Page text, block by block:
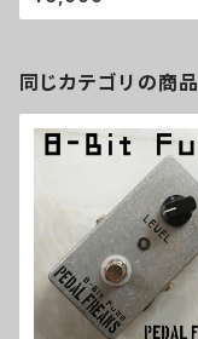
同じカテゴリの商品